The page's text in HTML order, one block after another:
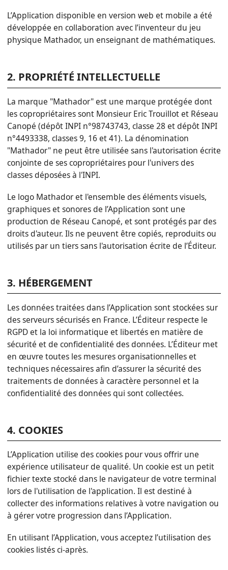
L’Application disponible en version web et mobile a été
développée en collaboration avec l’inventeur du jeu
physique Mathador, un enseignant de mathématiques.
2. PROPRIÉTÉ INTELLECTUELLE
La marque "Mathador" est une marque protégée dont
les copropriétaires sont Monsieur Eric Trouillot et Réseau
Canopé (dépôt INPI n°98743743, classe 28 et dépôt INPI
n°4493338, classes 9, 16 et 41). La dénomination
"Mathador" ne peut être utilisée sans l'autorisation écrite
conjointe de ses copropriétaires pour l'univers des
classes déposées à l'INPI.
Le logo Mathador et l'ensemble des éléments visuels,
graphiques et sonores de l’Application sont une
production de Réseau Canopé, et sont protégés par des
droits d'auteur. Ils ne peuvent être copiés, reproduits ou
utilisés par un tiers sans l'autorisation écrite de l’Éditeur.
3. HÉBERGEMENT
Les données traitées dans l’Application sont stockées sur
des serveurs sécurisés en France. L’Éditeur respecte le
RGPD et la loi informatique et libertés en matière de
sécurité et de confidentialité des données. L’Éditeur met
en œuvre toutes les mesures organisationnelles et
techniques nécessaires afin d’assurer la sécurité des
traitements de données à caractère personnel et la
confidentialité des données qui sont collectées.
4. COOKIES
L’Application utilise des cookies pour vous offrir une
expérience utilisateur de qualité. Un cookie est un petit
fichier texte stocké dans le navigateur de votre terminal
lors de l'utilisation de l'application. Il est destiné à
collecter des informations relatives à votre navigation ou
à gérer votre progression dans l’Application.
En utilisant l’Application, vous acceptez l’utilisation des
cookies listés ci-après.